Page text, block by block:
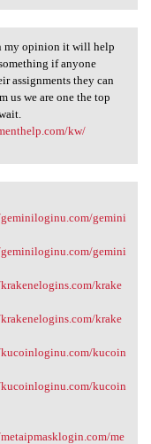
In my
my opinion it will help
if anyone
assignments they can
us we are one the top
kw/
gemini
gemini
krake
krake
kucoin
kucoin
me